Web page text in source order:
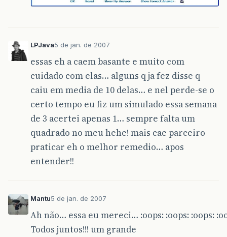
LPJava5 de jan. de 2007
essas eh a caem basante e muito com
cuidado com elas… alguns q ja fez disse q
caiu em media de 10 delas… e nel perde-se o
certo tempo eu fiz um simulado essa semana
de 3 acertei apenas 1… sempre falta um
quadrado no meu hehe! mais cae parceiro
praticar eh o melhor remedio… apos
entender!!
Mantu5 de jan. de 2007
Ah não… essa eu mereci… :oops: :oops: :oops:
Todos juntos!!! um grande